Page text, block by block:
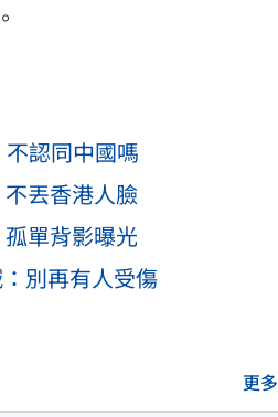
認同中國嗎
丟香港人臉
單背影曝光
別再有人受傷
更多